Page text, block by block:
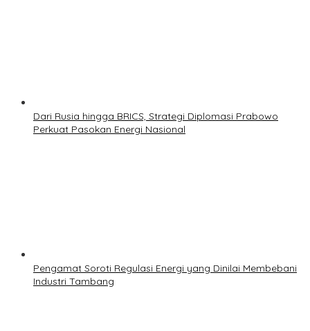
Dari Rusia hingga BRICS, Strategi Diplomasi Prabowo
Perkuat Pasokan Energi Nasional
Pengamat Soroti Regulasi Energi yang Dinilai Membebani
Industri Tambang